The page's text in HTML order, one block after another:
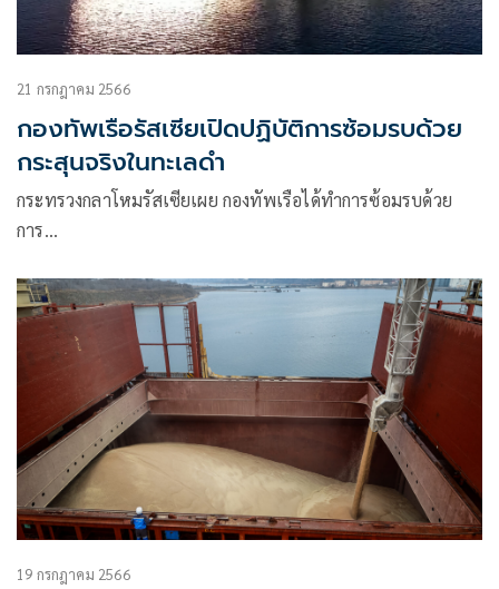
21 กรกฎาคม 2566
กองทัพเรือรัสเซียเปิดปฏิบัติการซ้อมรบด้วย
กระสุนจริงในทะเลดำ
กระทรวงกลาโหมรัสเซียเผย กองทัพเรือได้ทำการซ้อมรบด้วย
การ…
19 กรกฎาคม 2566